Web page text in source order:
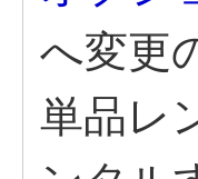
へ変更
単品レ